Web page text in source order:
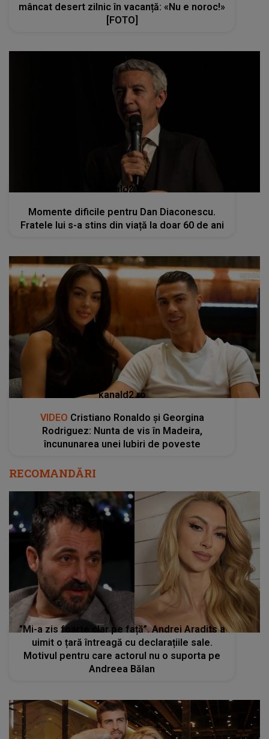
mâncat desert zilnic în vacanță: «Nu e noroc!»
[FOTO]
kanald2.ro
Momente dificile pentru Dan Diaconescu.
Fratele lui s-a stins din viață la doar 60 de ani
kanald2.ro
VIDEO Cristiano Ronaldo și Georgina
Rodriguez: Nunta de vis în Madeira,
încununarea unei Iubiri de poveste
RECOMANDĂRI
”Mi-a zis foarte clar pe față”. Andrei Aradits a
uimit o țară întreagă cu declarațiile sale.
Motivul pentru care actorul nu o suporta pe
Andreea Bălan